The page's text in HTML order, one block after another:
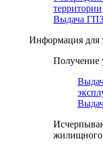
территории
Выдача
Информация для
Получение
жилищного